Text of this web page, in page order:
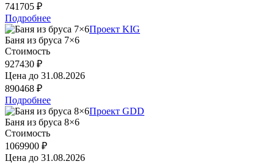
741705 ₽
Подробнее
Проект KIG
Баня из бруса 7×6
Стоимость
927430 ₽
Цена до 31.08.2026
890468 ₽
Подробнее
Проект GDD
Баня из бруса 8×6
Стоимость
1069900 ₽
Цена до 31.08.2026